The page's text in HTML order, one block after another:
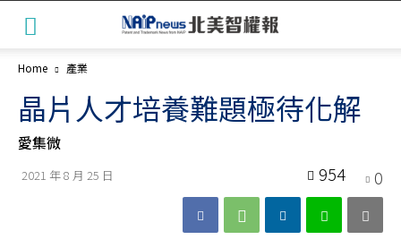
Home 產業
晶片人才培養難題極待化解
愛集微
2021 年 8 月 25 日 0
954